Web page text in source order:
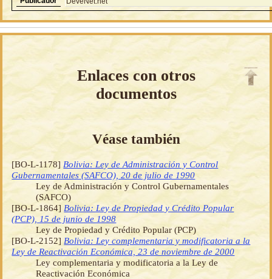
Enlaces con otros
documentos
Véase también
[BO-L-1178] Bolivia: Ley de Administración y Control
Gubernamentales (SAFCO), 20 de julio de 1990
Ley de Administración y Control Gubernamentales
(SAFCO)
[BO-L-1864] Bolivia: Ley de Propiedad y Crédito Popular
(PCP), 15 de junio de 1998
Ley de Propiedad y Crédito Popular (PCP)
[BO-L-2152] Bolivia: Ley complementaria y modificatoria a la
Ley de Reactivación Económica, 23 de noviembre de 2000
Ley complementaria y modificatoria a la Ley de
Reactivación Económica